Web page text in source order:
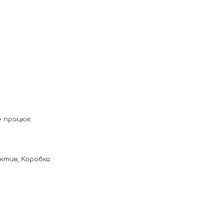
працює
Коробка